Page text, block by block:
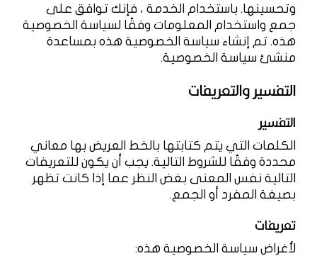
وتحسينها. باستخدام الخدمة ، فإنك توافق على
جمع واستخدام المعلومات وفقًا لسياسة الخصوصية
هذه. تم إنشاء سياسة الخصوصية هذه بمساعدة
منشئ سياسة الخصوصية.
التفسير والتعريفات
التفسير
الكلمات التي يتم كتابتها بالخط العريض بها معاني
محددة وفقًا للشروط التالية. يجب أن يكون للتعريفات
التالية نفس المعنى بغض النظر عما إذا كانت تظهر
بصيغة المفرد أو الجمع.
تعريفات
لأغراض سياسة الخصوصية هذه: